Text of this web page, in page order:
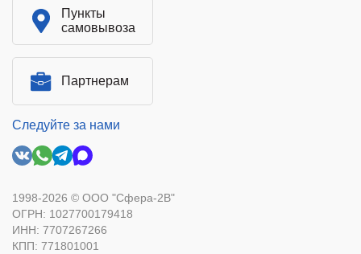
Пункты
самовывоза
Партнерам
Следуйте за нами
1998-2026 © ООО "Сфера-2В"
ОГРН: 1027700179418
ИНН: 7707267266
КПП: 771801001